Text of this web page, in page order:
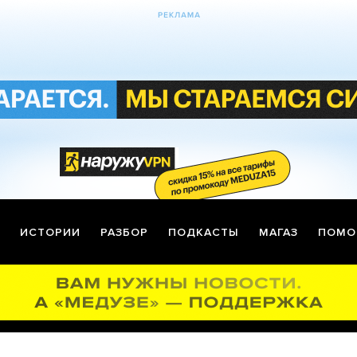
ИСТОРИИ РАЗБОР ПОДКАСТЫ МАГАЗ